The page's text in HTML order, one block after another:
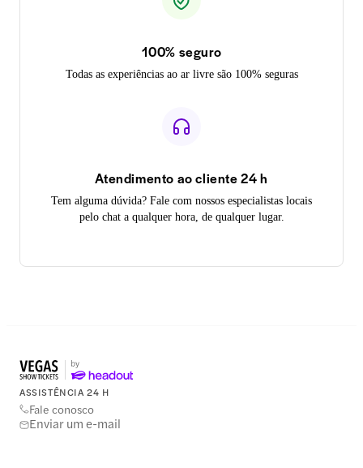
100% seguro
Todas as experiências ao ar livre são 100% seguras
Atendimento ao cliente 24 h
Tem alguma dúvida? Fale com nossos especialistas locais
pelo chat a qualquer hora, de qualquer lugar.
ASSISTÊNCIA 24 H
Fale conosco
Enviar um e-mail